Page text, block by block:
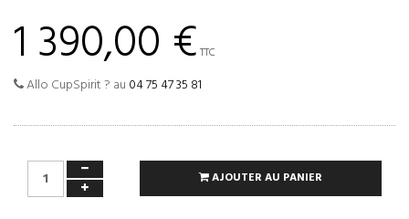
1 390,00 € TTC
Allo CupSpirit ? au 04 75 47 35 81
AJOUTER AU PANIER